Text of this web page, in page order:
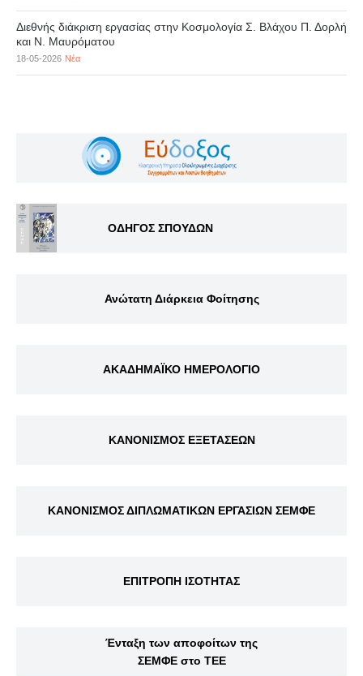
Διεθνής διάκριση εργασίας στην Κοσμολογία Σ. Βλάχου Π. Δορλή
και Ν. Μαυρόματου
18-05-2026 Νέα
ΟΔΗΓΟΣ ΣΠΟΥΔΩΝ
Ανώτατη Διάρκεια Φοίτησης
ΑΚΑΔΗΜΑΪΚΟ ΗΜΕΡΟΛΟΓΙΟ
ΚΑΝΟΝΙΣΜΟΣ ΕΞΕΤΑΣΕΩΝ
ΚΑΝΟΝΙΣΜΟΣ ΔΙΠΛΩΜΑΤΙΚΩΝ ΕΡΓΑΣΙΩΝ ΣΕΜΦΕ
ΕΠΙΤΡΟΠΗ ΙΣΟΤΗΤΑΣ
Ένταξη των αποφοίτων της
ΣΕΜΦΕ στο ΤΕΕ